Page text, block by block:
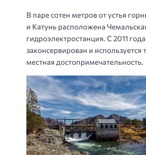
В паре сотен метров от устья
и Катунь расположена
гидроэлектростанция. С 2011
законсервирован и используется
местная достопримечательность.